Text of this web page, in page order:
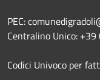
PEC:
Centralino Unico:
Codici Univoco per